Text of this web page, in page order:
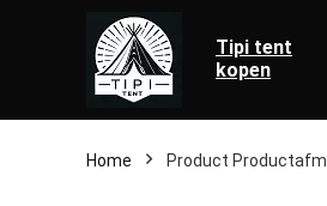
Tipi tent
kopen
Home Product